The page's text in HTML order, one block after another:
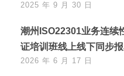
2025 年 9 月 30 日
潮州ISO22301业务连续
证培训班线上线下同步
2026 年 6 月 17 日